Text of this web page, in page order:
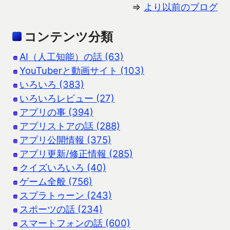
⇒ より以前のブログ
コンテンツ分類
AI（人工知能）の話 (63)
YouTuberと動画サイト (103)
いろいろ (383)
いろいろレビュー (27)
アプリの事 (394)
アプリストアの話 (288)
アプリ公開情報 (375)
アプリ更新/修正情報 (285)
クイズいろいろ (40)
ゲーム全般 (756)
スプラトゥーン (243)
スポーツの話 (234)
スマートフォンの話 (600)